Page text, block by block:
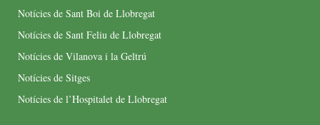
Notícies de Sant Boi de Llobregat
Notícies de Sant Feliu de Llobregat
Notícies de Vilanova i la Geltrú
Notícies de Sitges
Notícies de l’Hospitalet de Llobregat